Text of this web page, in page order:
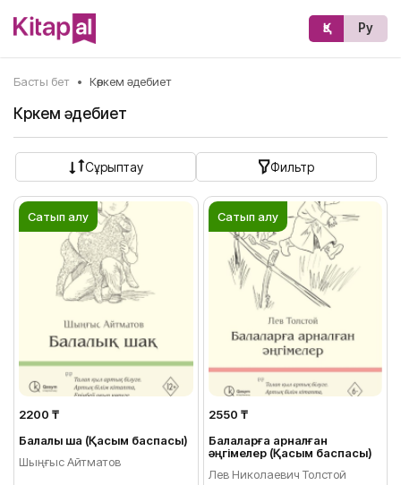
Қз Ру
Басты бет • Көркем әдебиет
Көркем әдебиет
Сұрыптау Фильтр
Сатып алу
2200 ₸
Балалық шақ (Қасым баспасы)
Шыңғыс Айтматов
Сатып алу
2550 ₸
Балаларға арналған
әңгімелер (Қасым баспасы)
Лев Николаевич Толстой